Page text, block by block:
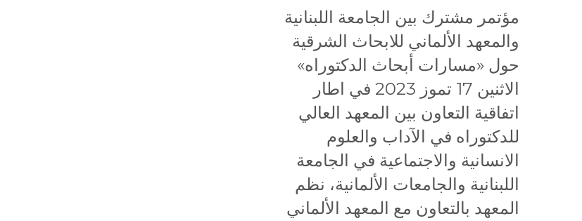
مؤتمر مشترك بين الجامعة اللبنانية
والمعهد الألماني للابحاث الشرقية
حول «مسارات أبحاث الدكتوراه»
الاثنين 17 تموز 2023 في اطار
اتفاقية التعاون بين المعهد العالي
للدكتوراه في الآداب والعلوم
الانسانية والاجتماعية في الجامعة
اللبنانية والجامعات الألمانية، نظم
المعهد بالتعاون مع المعهد الألماني